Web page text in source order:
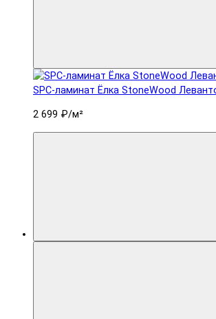
SPC-ламинат Ëлка StoneWood
2 699 ₽/м²